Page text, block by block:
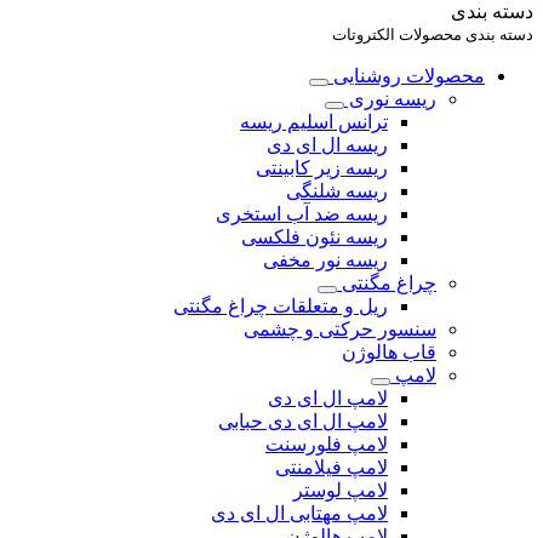
دسته بندی
دسته بندی محصولات الکتروتات
محصولات روشنایی
ریسه نوری
ترانس اسلیم ریسه
ریسه ال ای دی
ریسه زیر کابینتی
ریسه شلنگی
ریسه ضد آب استخری
ریسه نئون فلکسی
ریسه نور مخفی
چراغ مگنتی
ریل و متعلقات چراغ مگنتی
سنسور حرکتی و چشمی
قاب هالوژن
لامپ
لامپ ال ای دی
لامپ ال ای دی حبابی
لامپ فلورسنت
لامپ فیلامنتی
لامپ لوستر
لامپ مهتابی ال ای دی